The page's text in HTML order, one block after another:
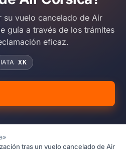
su vuelo cancelado de Air
guía a través de los trámites
eficaz.
IATA XK
»
tras un vuelo cancelado de Air